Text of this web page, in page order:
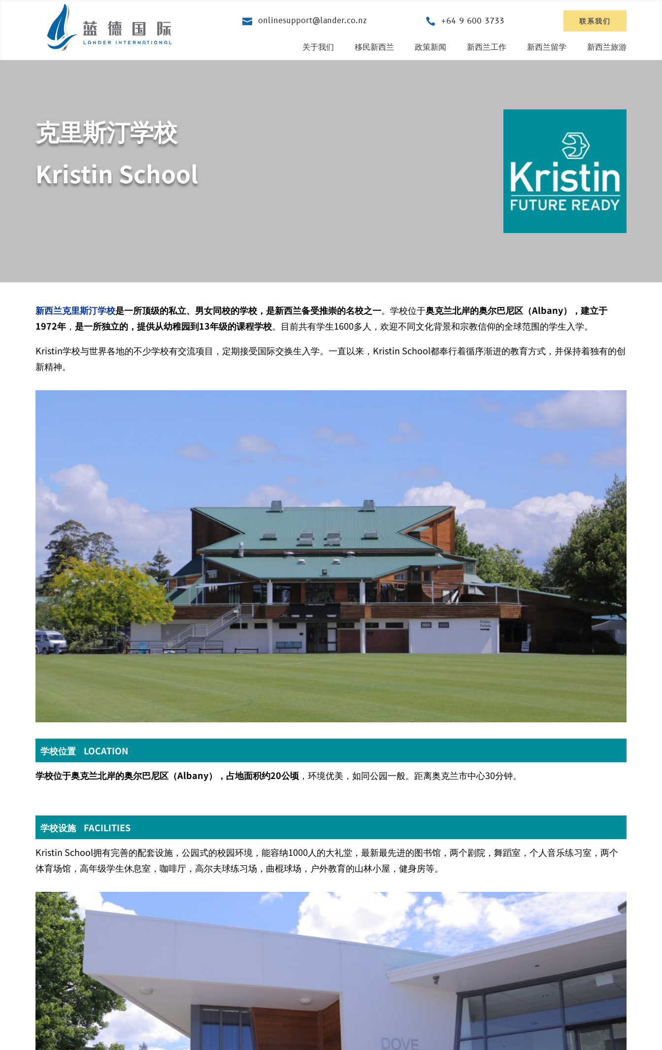
 onlinesupport@lander.co.nz  +64 9 600 3733 联系我们
关于我们 移民新西兰 政策新闻 新西兰工作 新西兰留学 新西兰旅游
克里斯汀学校
Kristin School
新西兰克里斯汀学校是一所顶级的私立、男女同校的学校，是新西兰备受推崇的名校之一。学校位于奥克兰北岸的奥尔巴尼区（Albany），建立于
1972年 ， 是一所独立的，提供从幼稚园到13年级的课程学校。目前共有学生1600多人，欢迎不同文化背景和宗教信仰的全球范围的学生入学。
Kristin学校与世界各地的不少学校有交流项目，定期接受国际交换生入学。一直以来， Kristin School都奉行着循序渐进的教育方式，并保持着独有的创
新精神。
学校位置 LOCATION
学校位于奥克兰北岸的奥尔巴尼区（Albany），占地面积约20公顷 ，环境优美，如同公园一般。距离奥克兰市中心30分钟。
学校设施 FACILITIES
Kristin School拥有完善的配套设施，公园式的校园环境，能容纳1000人的大礼堂，最新最先进的图书馆，两个剧院，舞蹈室，个人音乐练习室，两个
体育场馆，高年级学生休息室，咖啡厅，高尔夫球练习场，曲棍球场，户外教育的山林小屋，健身房等。